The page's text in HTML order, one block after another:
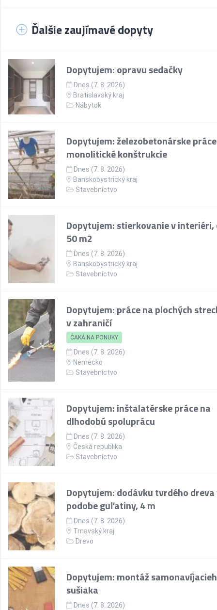
Ďalšie zaujímavé dopyty
Dopytujem: opravu sedačky
Dnes (7. 8. 2026)
Bratislavský kraj
Nábytok
Dopytujem: železobetonárske
monolitické konštrukcie
Dnes (7. 8. 2026)
Banskobystrický kraj
Stavebníctvo
Dopytujem: stierkovanie v interiéri,
50 m2
Dnes (7. 8. 2026)
Banskobystrický kraj
Stavebníctvo
Dopytujem: práce na plochých
v zahraničí
ČAKÁ NA PONUKY
Dnes (7. 8. 2026)
Nemecko
Stavebníctvo
Dopytujem: inštalatérske práce na
dlhodobú spoluprácu
Dnes (7. 8. 2026)
Česká republika
Stavebníctvo
Dopytujem: dodávku tvrdého dreva
podobe guľatiny, 4 m
Dnes (7. 8. 2026)
Trnavský kraj
Drevo
Dopytujem: montáž
sušiaka
Dnes (7. 8. 2026)